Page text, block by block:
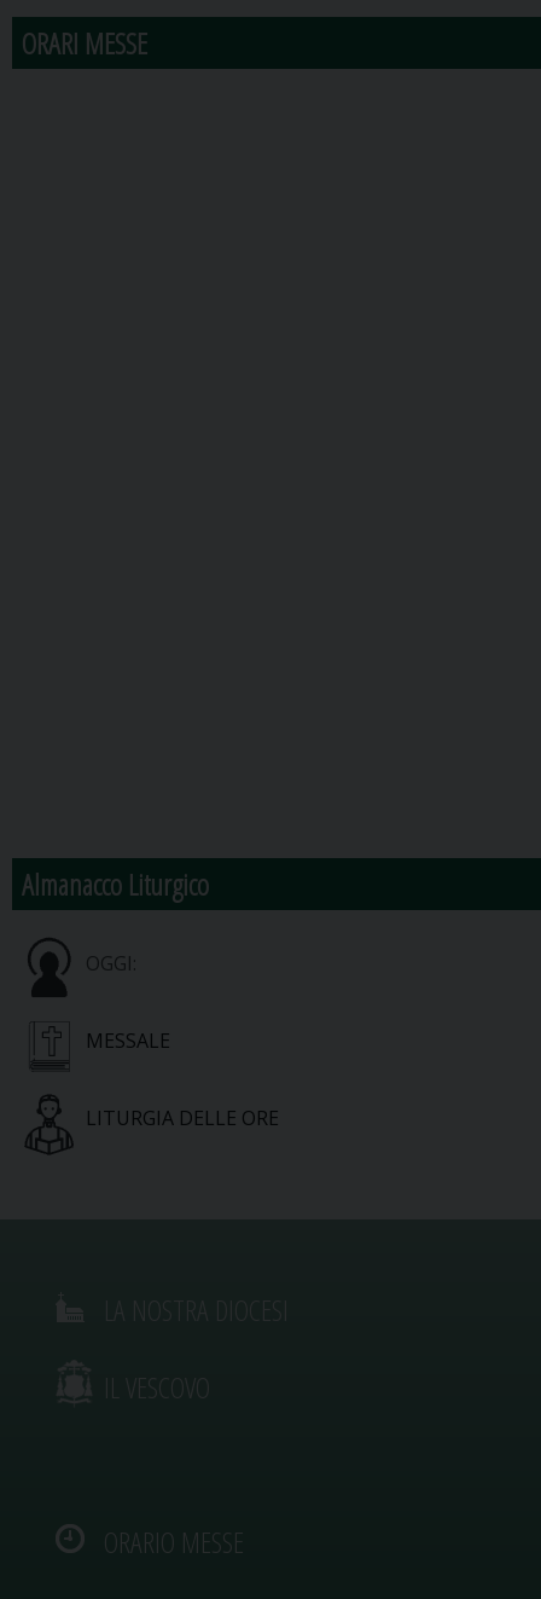
ORARI MESSE
Almanacco Liturgico
OGGI:
MESSALE
LITURGIA DELLE ORE
IL VESCOVO
ORARIO MESSE